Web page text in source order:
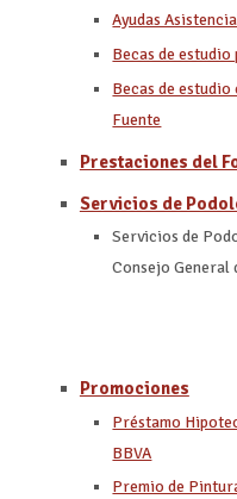
Ayudas
Becas de
Becas de
Fuente
Prestaciones del
Servicios de
Servicios de
Consejo General
Promociones
Préstamo
BBVA
Premio de